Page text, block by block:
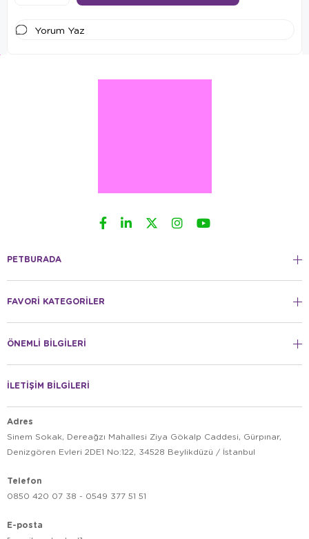
Yorum Yaz
PETBURADA
FAVORİ KATEGORİLER
ÖNEMLİ BİLGİLERİ
İLETİŞİM BİLGİLERİ
Adres
Sinem Sokak, Dereağzı Mahallesi Ziya Gökalp Caddesi, Gürpınar,
Denizgören Evleri 2DE1 No:122, 34528 Beylikdüzü / İstanbul
Telefon
0850 420 07 38 - 0549 377 51 51
E-posta